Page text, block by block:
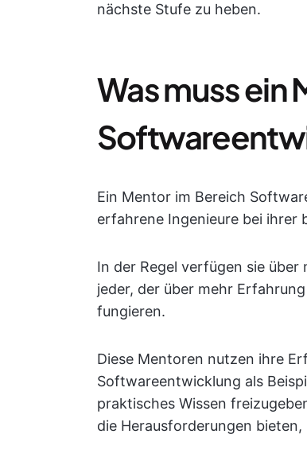
nächste Stufe zu heben.
Was muss ein
Ein Mentor im Bereich
erfahrene Ingenieure bei ihrer
In der Regel verfügen sie
jeder, der über mehr
fungieren.
Diese Mentoren nutzen ihre
Softwareentwicklung als
praktisches Wissen
die Herausforderungen